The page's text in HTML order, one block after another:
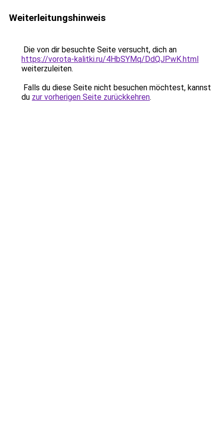
Weiterleitungshinweis
Die von dir besuchte Seite versucht, dich an
https://vorota-kalitki.ru/4HbSYMq/DdQJPwK.html
weiterzuleiten.
Falls du diese Seite nicht besuchen möchtest, kannst
du zur vorherigen Seite zurückkehren.